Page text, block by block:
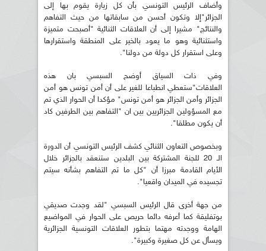
وأضاف الرئيس التونسي بأن كل زيارة يقوم بها إلى
الجزائر"إلا وتكون أحسن من سابقاتها من حيث التفاهم
والنتائج" مشيرا إلى أن العلاقات الثنائية "أصبحت متميزة
واستثنائية وهو ما يعود بالخير على المنطقة واستقرارها
وعلى استقرار كل دولة من دولنا".
وفي ذات السياق أوضح السبسي بان هذه
العلاقات"ستعطي انطباعا للغير على أن أمن تونس هو أمن
الجزائر وأمن الجزائر هو أمن تونس" مؤكدا أن الحوار الذي تم
مع المسؤولين الجزائريين بين ان "التفاهم بين الطرفين كاد
أن يكون مطلقا".
وبخصوص التعاون الثنائي كشف الرئيس التونسي أن الدورة
الـ 20 للجنة المشتركة بين البلدين ستنعقد بالجزائر خلال
الأيام القادمة مبرزا أن "كل ما تم التفاهم بشأنه سيتم
تجسيده في الميدان واقعيا".
من جهة أخرى قال الرئيس السبسي "لقد وجدت صديقي
بوتفليقة كما أعرفه دائما حريص على الحوار في المواضيع
الهامة ووجدته مهتما بتطور العلاقات التونسية الجزائرية
ويسأل عن كل صغيرة وكبيرة".